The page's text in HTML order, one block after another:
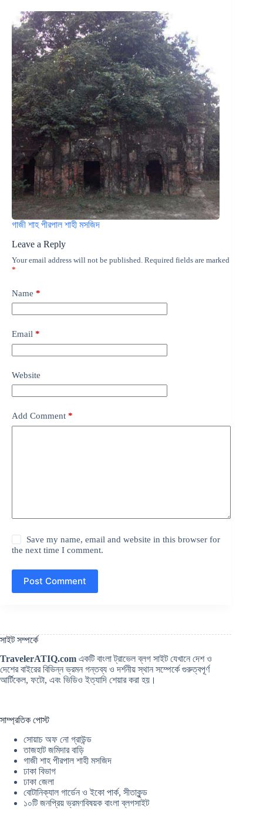
গাজী শাহ পীরপাল শাহী মসজিদ
Leave a Reply
Your email address will not be published. Required fields are marked
*
Name *
Email *
Website
Add Comment *
Save my name, email and website in this browser for
the next time I comment.
Post Comment
সাইট সম্পর্কে
TravelerATIQ.com একটি বাংলা ট্রাভেল ব্লগ সাইট যেখানে দেশ ও
দেশের বাইরের বিভিন্ন ভ্রমন গন্তব্য ও দর্শনীয় স্থান সম্পের্কে গুরুত্বপূর্ণ
আর্টিকেল, ফটো, এবং ভিডিও ইত্যাদি শেয়ার করা হয়।
সাম্প্রতিক পোস্ট
সোয়াচ অফ নো গ্রাউন্ড
তাজহাট জমিদার বাড়ি
গাজী শাহ পীরপাল শাহী মসজিদ
ঢাকা বিভাগ
ঢাকা জেলা
বোটানিক্যাল গার্ডেন ও ইকো পার্ক, সীতাকুন্ড
১০টি জনপ্রিয় ভ্রমণবিষয়ক বাংলা ব্লগসাইট